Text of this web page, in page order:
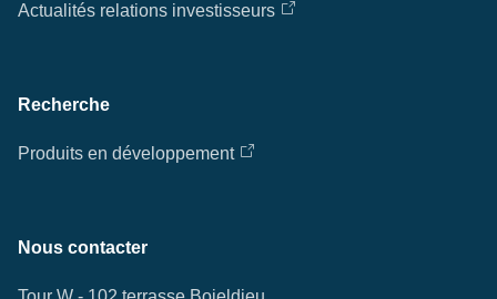
Actualités relations investisseurs
Recherche
Produits en développement
Nous contacter